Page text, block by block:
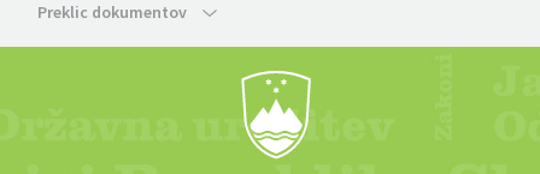
Preklic dokumentov